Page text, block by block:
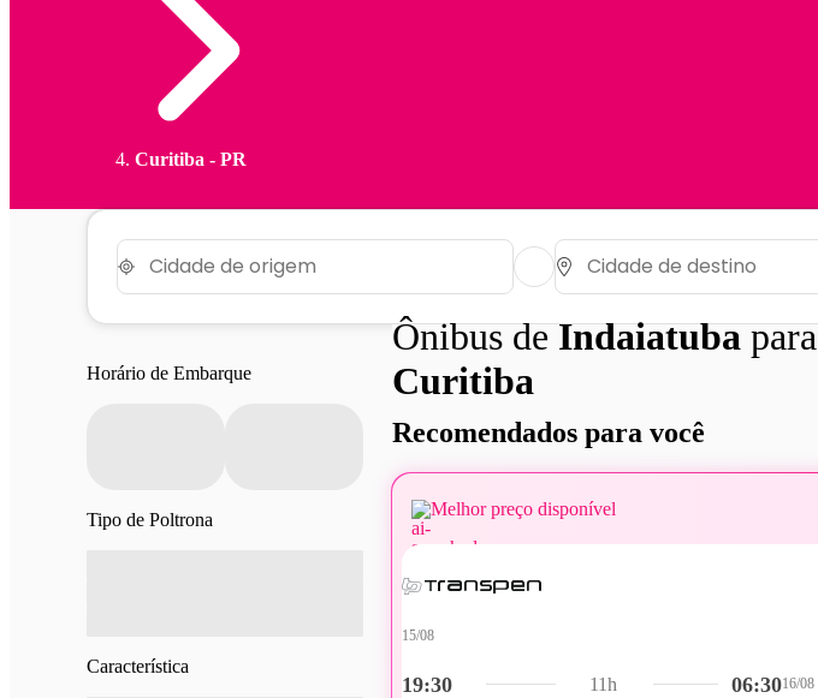
Curitiba - PR
Horário de Embarque
Tipo de Poltrona
Característica
Ônibus deIndaiatubapara
Curitiba
Recomendados para você
Melhor preço disponível
19:30
15/08
06:3016/08
11h